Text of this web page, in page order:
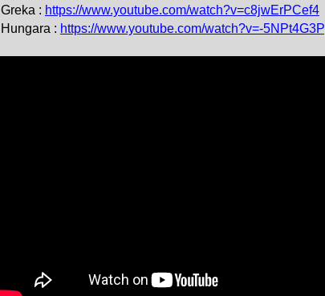
Greka : https://www.youtube.com/watch?v=c8jwErPCef4
Hungara : https://www.youtube.com/watch?v=-